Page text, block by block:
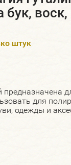
бук,
штук
для
одежды и